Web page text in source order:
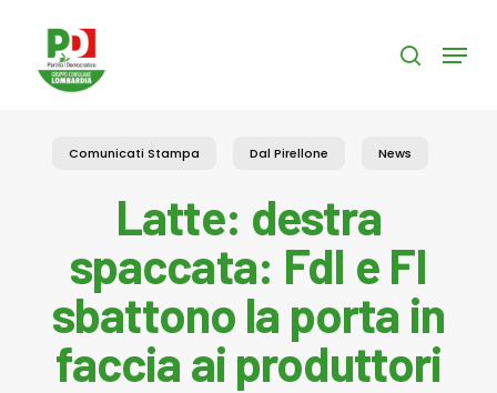
content
search
Menu
Comunicati Stampa Dal Pirellone News
Latte: destra
spaccata: FdI e FI
sbattono la porta in
faccia ai produttori